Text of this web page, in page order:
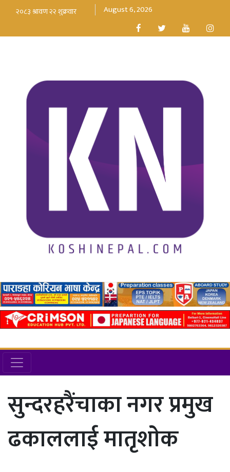
August 6, 2026
सुन्दरहरैंचाका नगर प्रमुख
ढकाललाई मातृशाेक